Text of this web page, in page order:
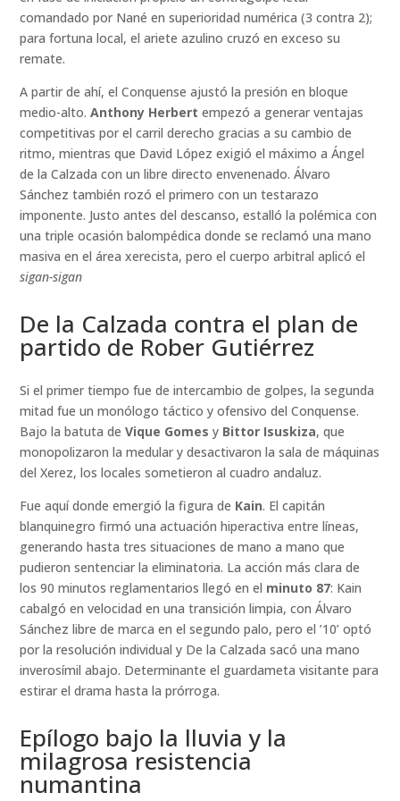
comandado por Nané en superioridad numérica (3 contra 2);
para fortuna local, el ariete azulino cruzó en exceso su
remate.
A partir de ahí, el Conquense ajustó la presión en bloque
medio-alto.Anthony Herbert empezó a generar ventajas
competitivas por el carril derecho gracias a su cambio de
ritmo, mientras que David López exigió el máximo a Ángel
de la Calzada con un libre directo envenenado. Álvaro
Sánchez también rozó el primero con un testarazo
imponente. Justo antes del descanso, estalló la polémica con
una triple ocasión balompédica donde se reclamó una mano
masiva en el área xerecista, pero el cuerpo arbitral aplicó el
sigan-sigan
De la Calzada contra el plan de
partido de Rober Gutiérrez
Si el primer tiempo fue de intercambio de golpes, la segunda
mitad fue un monólogo táctico y ofensivo del Conquense.
Bajo la batuta deVique Gomes y Bittor Isuskiza, que
monopolizaron la medular y desactivaron la sala de máquinas
del Xerez, los locales sometieron al cuadro andaluz.
Fue aquí donde emergió la figura de Kain. El capitán
blanquinegro firmó una actuación hiperactiva entre líneas,
generando hasta tres situaciones de mano a mano que
pudieron sentenciar la eliminatoria. La acción más clara de
los 90 minutos reglamentarios llegó en el minuto 87: Kain
cabalgó en velocidad en una transición limpia, con Álvaro
Sánchez libre de marca en el segundo palo, pero el ’10’ optó
por la resolución individual y De la Calzada sacó una mano
inverosímil abajo. Determinante el guardameta visitante para
estirar el drama hasta la prórroga.
Epílogo bajo la lluvia y la
milagrosa resistencia
numantina